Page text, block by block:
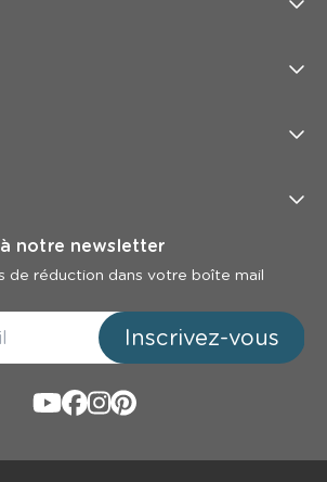
notre newsletter
de réduction dans votre boîte mail
Inscrivez-vous